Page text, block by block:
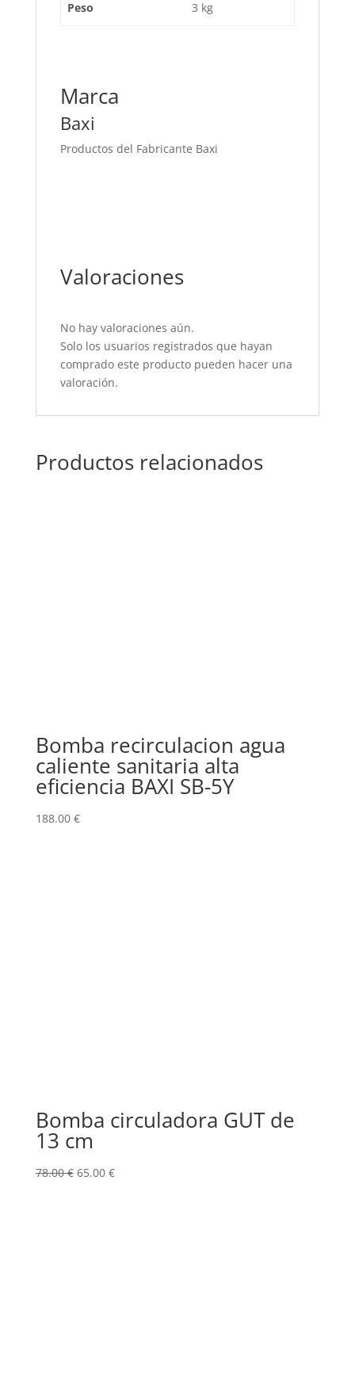
Peso 3 kg
Marca
Baxi
Productos del Fabricante Baxi
Valoraciones
No hay valoraciones aún.
Solo los usuarios registrados que hayan
comprado este producto pueden hacer una
valoración.
Productos relacionados
Bomba recirculacion agua
caliente sanitaria alta
eficiencia BAXI SB-5Y
188.00 €
Bomba circuladora GUT de
13 cm
78.00€ El
65.00 €El